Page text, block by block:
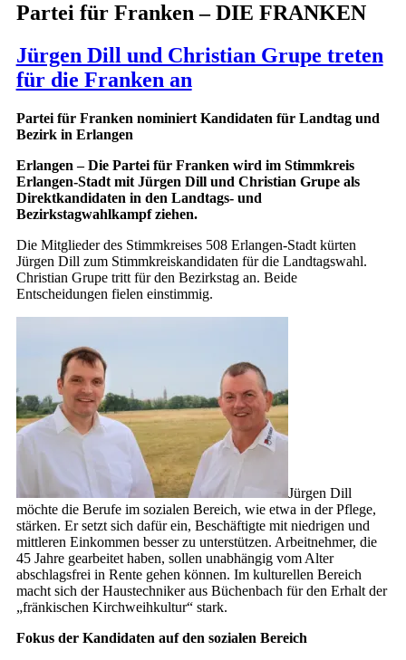
Partei für Franken – DIE FRANKEN
Jürgen Dill und Christian Grupe treten
für die Franken an
Partei für Franken nominiert Kandidaten für Landtag und
Bezirk in Erlangen
Erlangen – Die Partei für Franken wird im Stimmkreis
Erlangen-Stadt mit Jürgen Dill und Christian Grupe als
Direktkandidaten in den Landtags- und
Bezirkstagwahlkampf ziehen.
Die Mitglieder des Stimmkreises 508 Erlangen-Stadt kürten
Jürgen Dill zum Stimmkreiskandidaten für die Landtagswahl.
Christian Grupe tritt für den Bezirkstag an. Beide
Entscheidungen fielen einstimmig.
Jürgen Dill
möchte die Berufe im sozialen Bereich, wie etwa in der Pflege,
stärken. Er setzt sich dafür ein, Beschäftigte mit niedrigen und
mittleren Einkommen besser zu unterstützen. Arbeitnehmer, die
45 Jahre gearbeitet haben, sollen unabhängig vom Alter
abschlagsfrei in Rente gehen können. Im kulturellen Bereich
macht sich der Haustechniker aus Büchenbach für den Erhalt der
„fränkischen Kirchweihkultur“ stark.
Fokus der Kandidaten auf den sozialen Bereich